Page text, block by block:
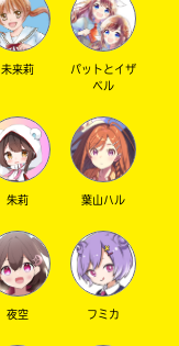
未来莉
パットとイザ
ベル
朱莉 葉山ハル
夜空 フミカ